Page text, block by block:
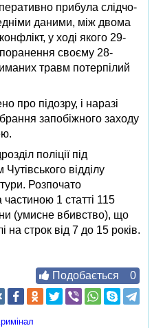
прибула слідчо-
даними, між двома
у ході якого 29-
поранення своєму 28-
травм потерпілий
про підозру, і наразі
запобіжного заходу
поліції під
відділу
Розпочато
1 статті 115
(умисне вбивство), що
строк від 7 до 15 років.
Подобається 0